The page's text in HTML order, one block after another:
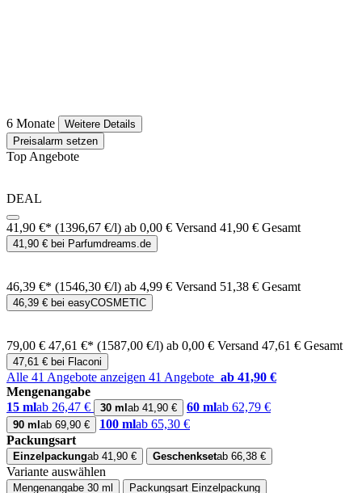
6 Monate
Weitere Details
Preisalarm setzen
Top Angebote
DEAL
41,90 €* (1396,67 €/l) ab 0,00 € Versand 41,90 € Gesamt
41,90 € bei Parfumdreams.de
46,39 €* (1546,30 €/l) ab 4,99 € Versand 51,38 € Gesamt
46,39 € bei easyCOSMETIC
79,00 € 47,61 €* (1587,00 €/l) ab 0,00 € Versand 47,61 € Gesamt
47,61 € bei Flaconi
Alle 41 Angebote anzeigen 41 Angebote ab 41,90 €
Mengenangabe
15 mlab 26,47 € 30 ml ab 41,90 € 60 mlab 62,79 €
90 ml ab 69,90 € 100 mlab 65,30 €
Packungsart
Einzelpackungab 41,90 € Geschenksetab 66,38 €
Variante auswählen
Mengenangabe 30 ml Packungsart Einzelpackung